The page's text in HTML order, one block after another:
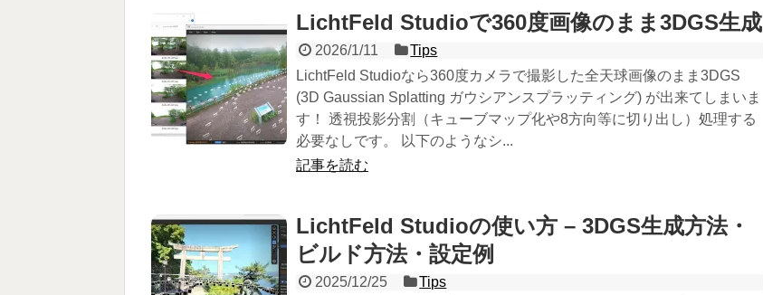
LichtFeld Studioで360度画像のまま3DGS生成
2026/1/11
Tips
LichtFeld Studioなら360度カメラで撮影した全天球画像のまま3DGS
(3D Gaussian Splatting ガウシアンスプラッティング) が出来てしまいま
す！ 透視投影分割（キューブマップ化や8方向等に切り出し）処理する
必要なしです。 以下のようなシ...
記事を読む
LichtFeld Studioの使い方 – 3DGS生成方法・
ビルド方法・設定例
2025/12/25
Tips